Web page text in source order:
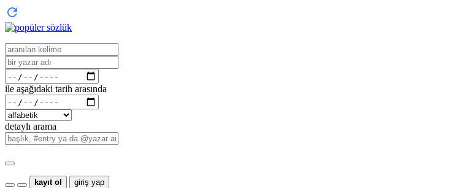
ile aşağıdaki tarih arasında
detaylı arama
kayıt ol giriş yap